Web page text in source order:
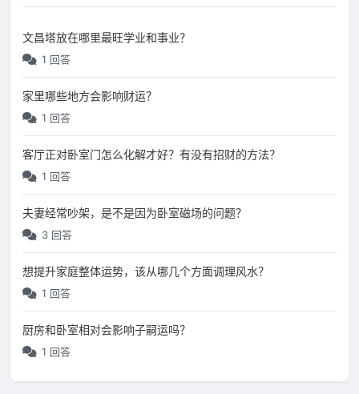
文昌塔放在哪里最旺学业和事业？
1 回答
家里哪些地方会影响财运？
1 回答
客厅正对卧室门怎么化解才好？有没有招财的方法？
1 回答
夫妻经常吵架，是不是因为卧室磁场的问题？
3 回答
想提升家庭整体运势，该从哪几个方面调理风水？
1 回答
厨房和卧室相对会影响子嗣运吗？
1 回答